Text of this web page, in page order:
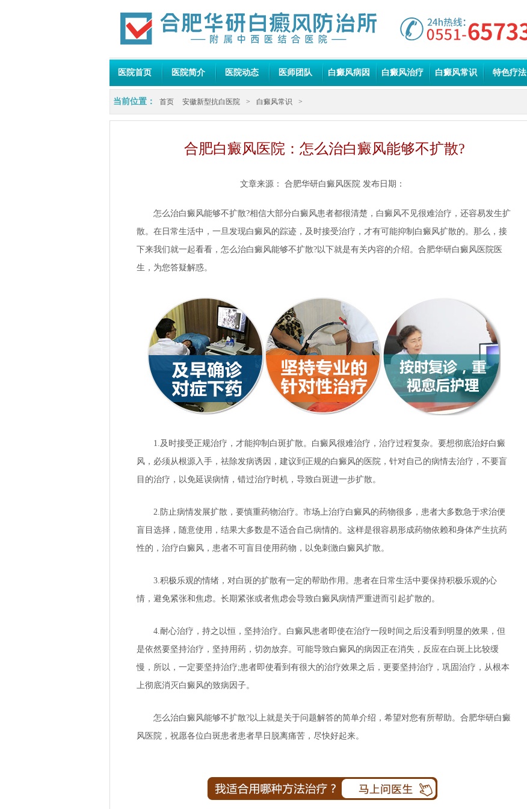
医院首页 医院简介 医院动态 医师团队 白癜风病因 白癜风治疗 白癜风常识 特色疗法
当前位置： 首页 安徽新型抗白医院 > 白癜风常识 >
合肥白癜风医院：怎么治白癜风能够不扩散?
文章来源： 合肥华研白癜风医院 发布日期：
怎么治白癜风能够不扩散?相信大部分白癜风患者都很清楚，白癜风不见很难治疗，还容易发生扩
散。在日常生活中，一旦发现白癜风的踪迹，及时接受治疗，才有可能抑制白癜风扩散的。那么，接
下来我们就一起看看，怎么治白癜风能够不扩散?以下就是有关内容的介绍。 合肥华研白癜风医院 医
生，为您答疑解惑。
1.及时接受正规治疗，才能抑制白斑扩散。白癜风很难治疗，治疗过程复杂。要想彻底治好白癜
风，必须从根源入手，祛除发病诱因，建议到正规的白癜风的医院，针对自己的病情去治疗，不要盲
目的治疗，以免延误病情，错过治疗时机，导致白斑进一步扩散。
2.防止病情发展扩散，要慎重药物治疗。市场上治疗白癜风的药物很多，患者大多数急于求治便
盲目选择，随意使用，结果大多数是不适合自己病情的。这样是很容易形成药物依赖和身体产生抗药
性的，治疗白癜风，患者不可盲目使用药物，以免刺激白癜风扩散。
3.积极乐观的情绪，对白斑的扩散有一定的帮助作用。患者在日常生活中要保持积极乐观的心
情，避免紧张和焦虑。长期紧张或者焦虑会导致白癜风病情严重进而引起扩散的。
4.耐心治疗，持之以恒，坚持治疗。白癜风患者即使在治疗一段时间之后没看到明显的效果，但
是依然要坚持治疗，坚持用药，切勿放弃。可能导致白癜风的病因正在消失，反应在白斑上比较缓
慢，所以，一定要坚持治疗;患者即使看到有很大的治疗效果之后，更要坚持治疗，巩固治疗，从根本
上彻底消灭白癜风的致病因子。
怎么治白癜风能够不扩散?以上就是关于问题解答的简单介绍，希望对您有所帮助。 合肥华研白癜
风医院 ，祝愿各位白斑患者患者早日脱离痛苦，尽快好起来。